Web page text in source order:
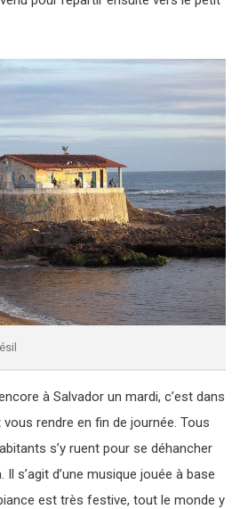
à Salvador un mardi, c’est dans
vous rendre en fin de journée. Tous
s’y ruent pour se déhancher
s’agit d’une musique jouée à base
est très festive, tout le monde y